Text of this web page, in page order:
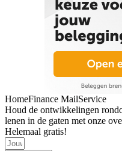
HomeFinance MailService
Houd de ontwikkelingen
lenen in de gaten met onze
Helemaal gratis!